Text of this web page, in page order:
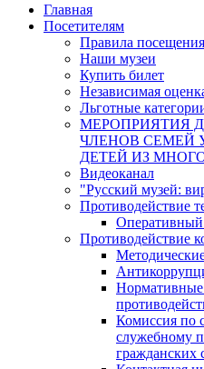
Главная
Посетителям
Правила посещения
Наши музеи
Купить билет
Независимая
Льготные
МЕРОПРИЯТИЯ
ЧЛЕНОВ СЕМЕЙ
ДЕТЕЙ ИЗ
Видеоканал
"Русский музей:
Противодействие
Оперативный
Противодействие
Комиссия по
служебному
гражданских